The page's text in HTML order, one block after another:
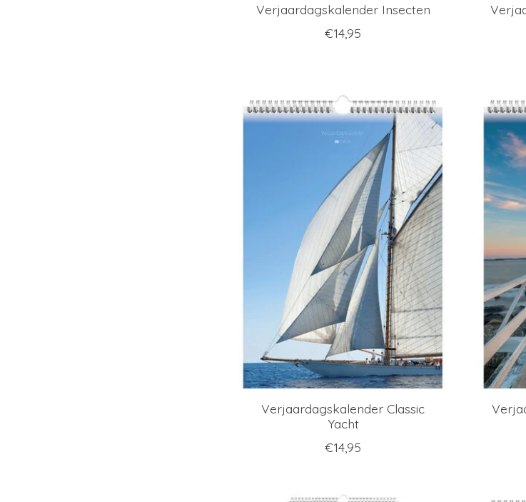
Verjaardagskalender Insecten
€14,95
Verjaardagskalender Classic
Yacht
€14,95